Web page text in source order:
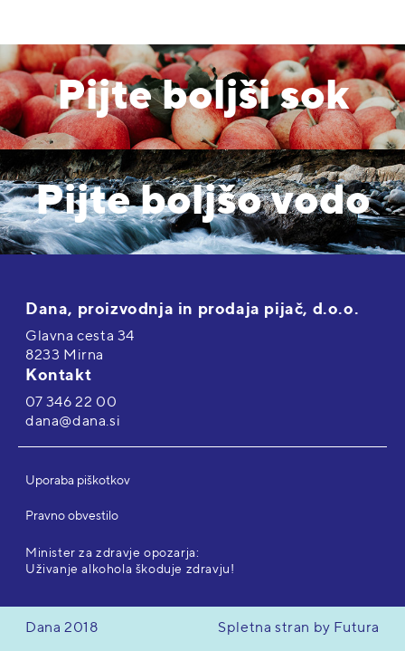
Pijte boljši sok
Pijte boljšo vodo
Dana, proizvodnja in prodaja pijač, d.o.o.
Glavna cesta 34
8233 Mirna
Kontakt
07 346 22 00
dana@dana.si
Uporaba piškotkov
Pravno obvestilo
Minister za zdravje opozarja:
Uživanje alkohola škoduje zdravju!
Dana 2018 Spletna stran by Futura